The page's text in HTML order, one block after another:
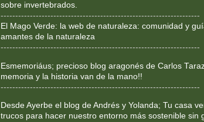
sobre invertebrados.
--------------------------------------------------------------------
El Mago Verde: la web de naturaleza: comunidad y
amantes de la naturaleza
--------------------------------------------------------------------
Esmemoriáus; precioso blog aragonés de Carlos
memoria y la historia van de la mano!!
--------------------------------------------------------------------
Desde Ayerbe el blog de Andrés y Yolanda; Tu casa
trucos para hacer nuestro entorno más sostenible sin